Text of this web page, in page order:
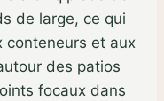
de large, ce qui
conteneurs et aux
des patios
focaux dans